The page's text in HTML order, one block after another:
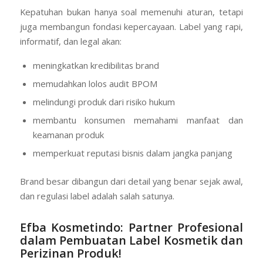
Kepatuhan bukan hanya soal memenuhi aturan, tetapi
juga membangun fondasi kepercayaan. Label yang rapi,
informatif, dan legal akan:
meningkatkan kredibilitas brand
memudahkan lolos audit BPOM
melindungi produk dari risiko hukum
membantu konsumen memahami manfaat dan
keamanan produk
memperkuat reputasi bisnis dalam jangka panjang
Brand besar dibangun dari detail yang benar sejak awal,
dan regulasi label adalah salah satunya.
Efba Kosmetindo: Partner Profesional
dalam Pembuatan Label Kosmetik dan
Perizinan Produk!